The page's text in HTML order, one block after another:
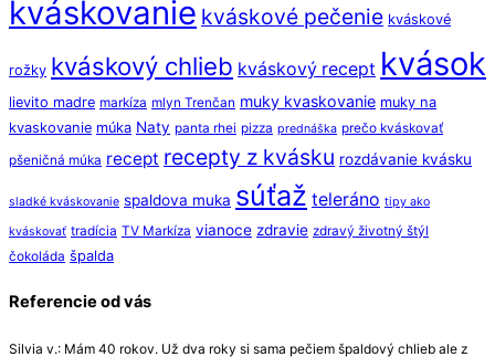
kváskovanie kváskové pečenie kváskové
rožky kváskový chlieb kváskový recept kvások
lievito madre markíza mlyn Trenčan muky kvaskovanie muky na
kvaskovanie múka Naty panta rhei pizza prednáška prečo kváskovať
pšeničná múka recept recepty z kvásku rozdávanie kvásku
sladké kváskovanie spaldova muka súťaž teleráno tipy ako
kváskovať tradícia TV Markíza vianoce zdravie zdravý životný štýl
čokoláda špalda
Referencie od vás
Silvia v.: Mám 40 rokov. Už dva roky si sama pečiem špaldový chlieb ale z